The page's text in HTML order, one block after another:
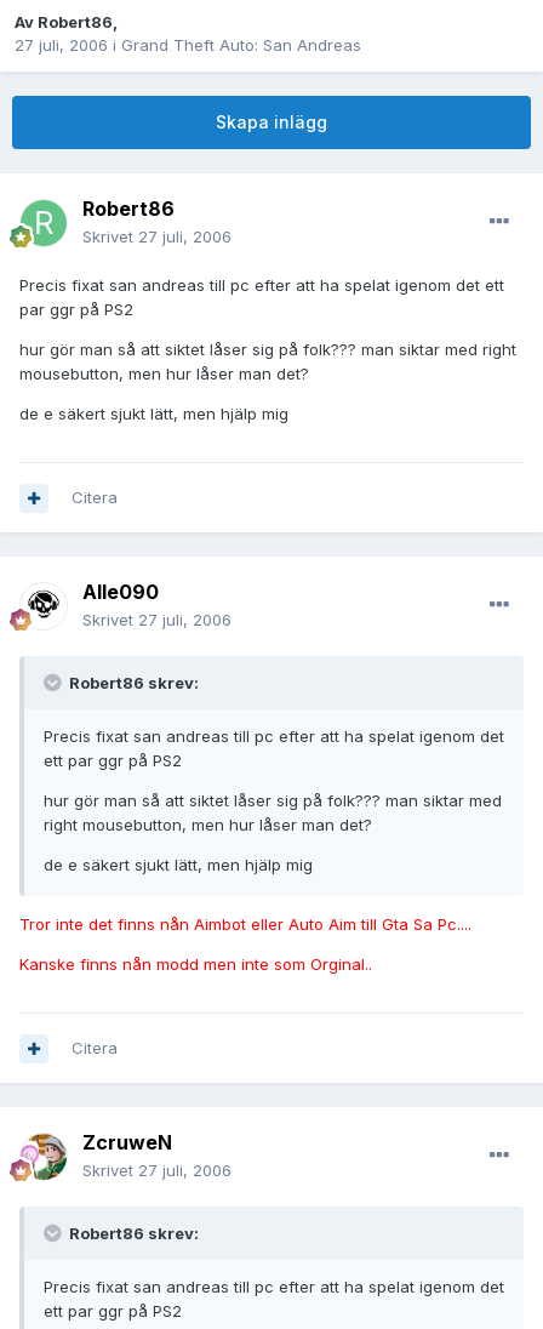
Av Robert86,
27 juli, 2006 i Grand Theft Auto: San Andreas
Skapa inlägg
Robert86
Skrivet 27 juli, 2006
Precis fixat san andreas till pc efter att ha spelat igenom det ett
par ggr på PS2
hur gör man så att siktet låser sig på folk??? man siktar med right
mousebutton, men hur låser man det?
de e säkert sjukt lätt, men hjälp mig
Citera
Alle090
Skrivet 27 juli, 2006
Robert86 skrev:
Precis fixat san andreas till pc efter att ha spelat igenom det
ett par ggr på PS2
hur gör man så att siktet låser sig på folk??? man siktar med
right mousebutton, men hur låser man det?
de e säkert sjukt lätt, men hjälp mig
Tror inte det finns nån Aimbot eller Auto Aim till Gta Sa Pc....
Kanske finns nån modd men inte som Orginal..
Citera
ZcruweN
Skrivet 27 juli, 2006
Robert86 skrev:
Precis fixat san andreas till pc efter att ha spelat igenom det
ett par ggr på PS2